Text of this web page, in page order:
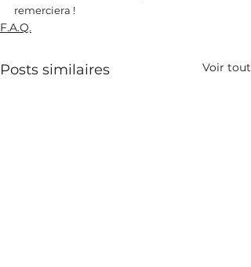
remerciera !
F.A.Q.
Posts similaires Voir tout